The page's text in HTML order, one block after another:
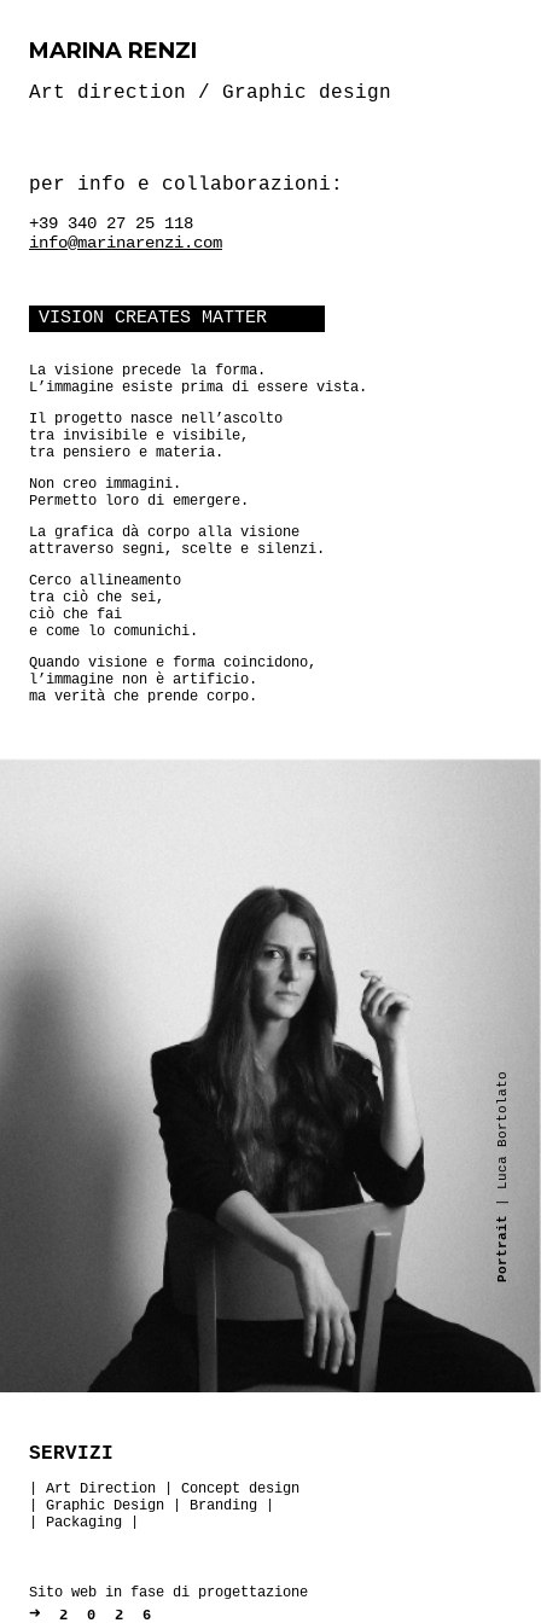
MARINA RENZI
Art direction / Graphic design
per info e collaborazioni:
+39 340 27 25 118
info@marinarenzi.com
VISION CREATES MATTER
La visione precede la forma.
L’immagine esiste prima di essere vista.
Il progetto nasce nell’ascolto
tra invisibile e visibile,
tra pensiero e materia.
Non creo immagini.
Permetto loro di emergere.
La grafica dà corpo alla visione
attraverso segni, scelte e silenzi.
Cerco allineamento
tra ciò che sei,
ciò che fai
e come lo comunichi.
Quando visione e forma coincidono,
l’immagine non è artificio.
ma verità che prende corpo.
SERVIZI
Art Direction
Concept design
Graphic Design Branding
Packaging
Sito web in fase di progettazione
➜ 2026
Portrait
| Luca Bortolato